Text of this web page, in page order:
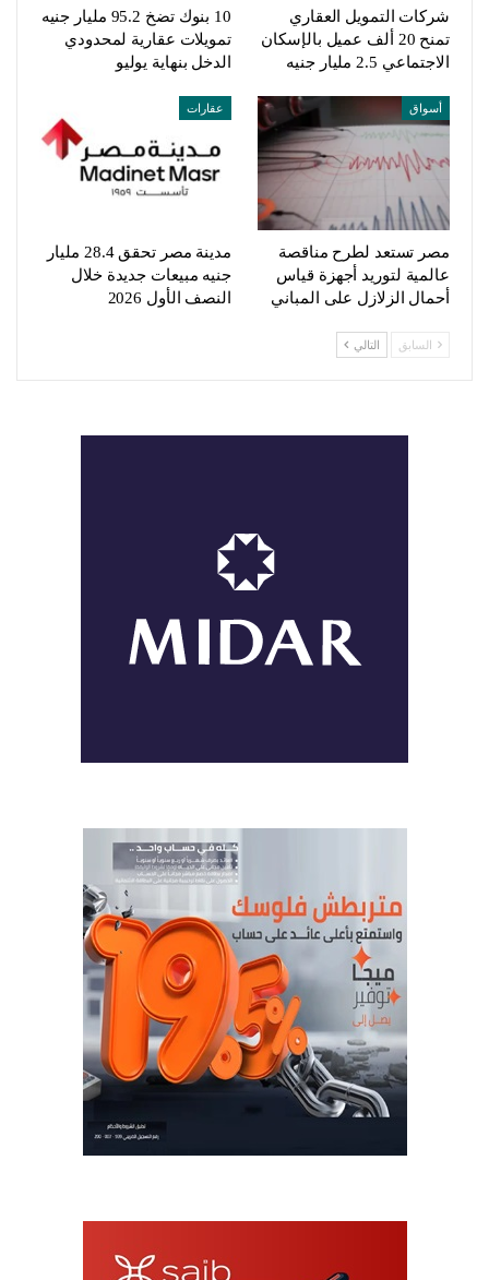
شركات التمويل العقاري
تمنح 20 ألف عميل بالإسكان
الاجتماعي 2.5 مليار جنيه
10 بنوك تضخ 95.2 مليار جنيه
تمويلات عقارية لمحدودي
الدخل بنهاية يوليو
أسواق
مصر تستعد لطرح مناقصة
عالمية لتوريد أجهزة قياس
أحمال الزلازل على المباني
عقارات
مدينة مصر تحقق 28.4 مليار
جنيه مبيعات جديدة خلال
النصف الأول 2026
السابق التالي